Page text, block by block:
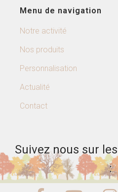
Menu de navigation
Notre activité
Nos produits
Personnalisation
Actualité
Contact
Suivez nous sur
: